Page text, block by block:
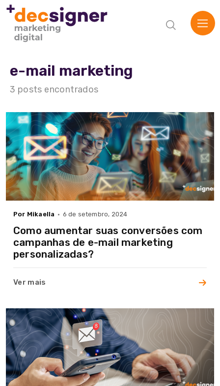
Home
A Agência
Serviços
Cases
Blog
Contato
e-mail marketing
3 posts encontrados
Por Mikaella 6 de setembro, 2024
Como aumentar suas conversões com
campanhas de e-mail marketing
personalizadas?
Ver mais